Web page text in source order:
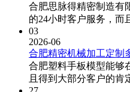
合肥思脉得精密制造有
的24小时客户服务，而
03
2026-06
合肥精密机械加工定制
合肥塑料手板模型能够
且得到大部分客户的肯